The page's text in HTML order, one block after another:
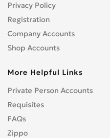
Privacy Policy
Registration
Company Accounts
Shop Accounts
More Helpful Links
Private Person Accounts
Requisites
FAQs
Zippo